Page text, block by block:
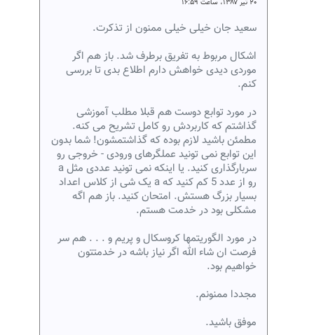
سعید جان خیلی خیلی ممنون از تذکرت.
اشکال مربوط به تفریق برطرف شد. باز هم اگر
موردی دیدی خواهش دارم اطلاع بدی تا بررسی
کنم.
در مورد توابع دوست هم قبلا مطلب آموزشی
گذاشتم که کاربردش رو کامل تشریح می کنه.
مطمئن باشید لازم بوده که گذاشتمشون! شما بدون
این توابع نمی تونید عملگرهای ورودی - خروجی رو
سربارگذاری کنید. یا اینکه نمی تونید عددی مثل a
رو از عدد 5 کم کنید که a یک شی از کلاس اعداد
بسیار بزرگ هستش. امتحان کنید. باز هم اگه
مشکلی بود در خدمت هستم.
در مورد الگوریتمها کروسکال و پریم و . . . هم سر
فرصت ان شاء الله اگر نیاز باشه در خدمتتون
خواهیم بود.
مجددا ممنونم.
موفق باشید.